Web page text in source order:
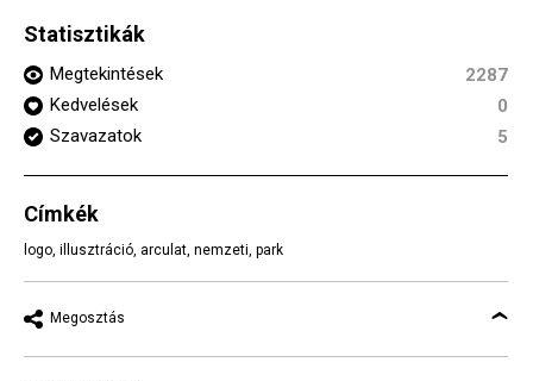
Statisztikák
Megtekintések
2287
Kedvelések
0
Szavazatok
5
Címkék
logo illusztráció arculat nemzeti park
Megosztás